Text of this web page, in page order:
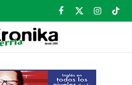
Facebook
X
Instagram